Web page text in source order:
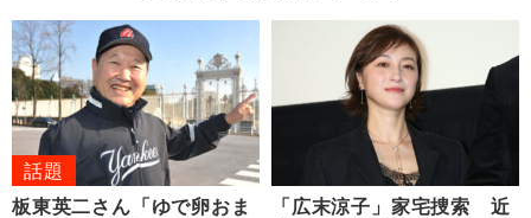
話題
板東英二さん「ゆで卵おま
「広末涼子」家宅捜索 近